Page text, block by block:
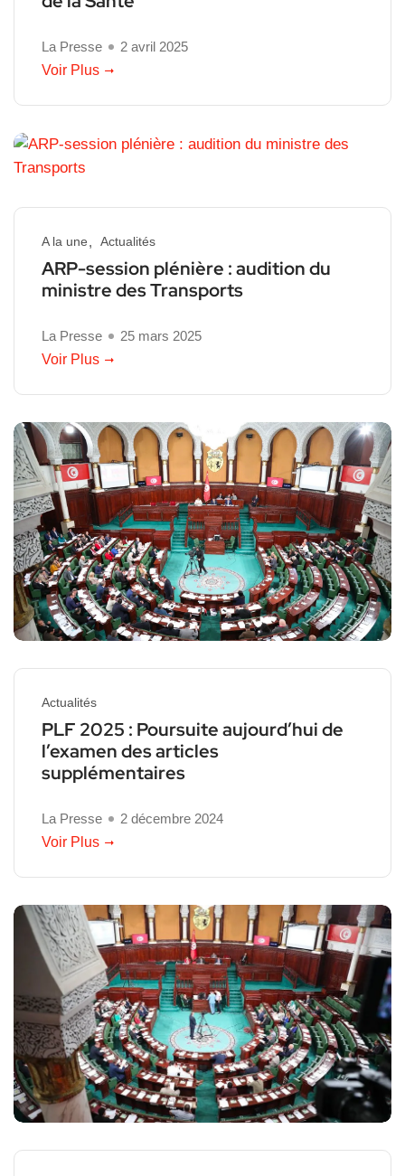
La Presse
2 avril 2025
Voir Plus
A la une Actualités
ARP-session plénière : audition du
ministre des Transports
La Presse
25 mars 2025
Voir Plus
Actualités
PLF 2025 : Poursuite aujourd’hui de
l’examen des articles
supplémentaires
La Presse
2 décembre 2024
Voir Plus